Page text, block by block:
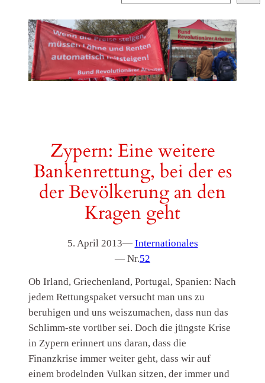
c
h
e
n
Zypern: Eine weitere
Bankenrettung, bei der es
der Bevölkerung an den
Kragen geht
5. April 2013— Internationales
— Nr.52
Ob Irland, Griechenland, Portugal, Spanien: Nach
jedem Rettungspaket versucht man uns zu
beruhigen und uns weiszumachen, dass nun das
Schlimm-ste vorüber sei. Doch die jüngste Krise
in Zypern erinnert uns daran, dass die
Finanzkrise immer weiter geht, dass wir auf
einem brodelnden Vulkan sitzen, der immer und